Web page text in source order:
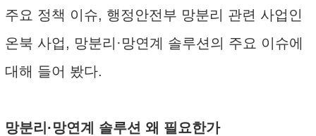
주요 정책 이슈, 행정안전부 망분리 관련 사업인
온북 사업, 망분리·망연계 솔루션의 주요 이슈에
대해 들어 봤다.
망분리·망연계 솔루션 왜 필요한가